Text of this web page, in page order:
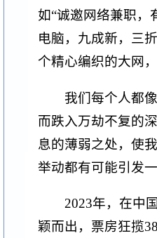
如“诚邀网络兼职，
电脑，九成新，三
个精心编织的大网
我们每个人都
而跌入万劫不复的
息的薄弱之处，使
举动都有可能引发
2023年，在中
颖而出，票房狂揽